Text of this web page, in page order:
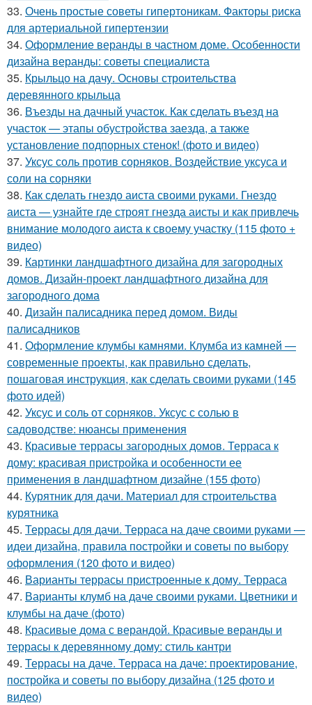
33. Очень простые советы гипертоникам. Факторы риска
для артериальной гипертензии
34. Оформление веранды в частном доме. Особенности
дизайна веранды: советы специалиста
35. Крыльцо на дачу. Основы строительства
деревянного крыльца
36. Въезды на дачный участок. Как сделать въезд на
участок — этапы обустройства заезда, а также
установление подпорных стенок! (фото и видео)
37. Уксус соль против сорняков. Воздействие уксуса и
соли на сорняки
38. Как сделать гнездо аиста своими руками. Гнездо
аиста — узнайте где строят гнезда аисты и как привлечь
внимание молодого аиста к своему участку (115 фото +
видео)
39. Картинки ландшафтного дизайна для загородных
домов. Дизайн-проект ландшафтного дизайна для
загородного дома
40. Дизайн палисадника перед домом. Виды
палисадников
41. Оформление клумбы камнями. Клумба из камней —
современные проекты, как правильно сделать,
пошаговая инструкция, как сделать своими руками (145
фото идей)
42. Уксус и соль от сорняков. Уксус с солью в
садоводстве: нюансы применения
43. Красивые террасы загородных домов. Терраса к
дому: красивая пристройка и особенности ее
применения в ландшафтном дизайне (155 фото)
44. Курятник для дачи. Материал для строительства
курятника
45. Террасы для дачи. Терраса на даче своими руками —
идеи дизайна, правила постройки и советы по выбору
оформления (120 фото и видео)
46. Варианты террасы пристроенные к дому. Терраса
47. Варианты клумб на даче своими руками. Цветники и
клумбы на даче (фото)
48. Красивые дома с верандой. Красивые веранды и
террасы к деревянному дому: стиль кантри
49. Террасы на даче. Терраса на даче: проектирование,
постройка и советы по выбору дизайна (125 фото и
видео)